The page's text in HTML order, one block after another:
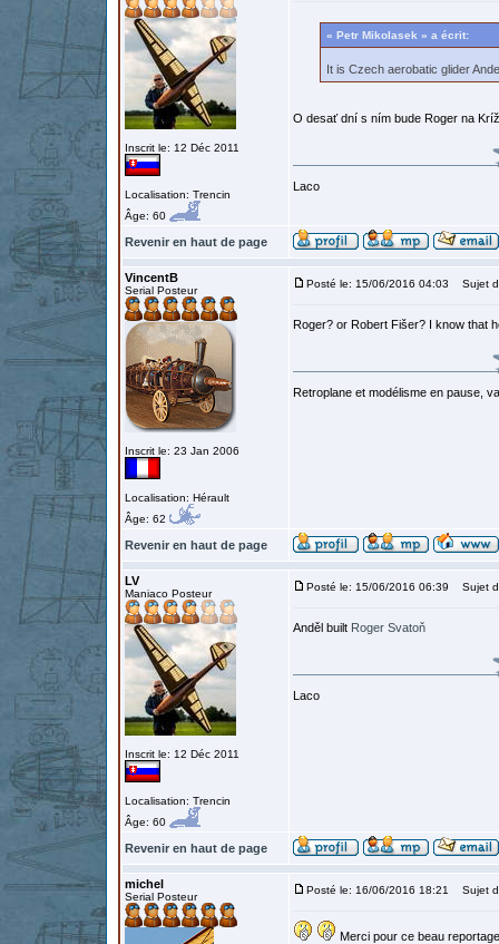
Inscrit le: 12 Déc 2011
Localisation: Trencin
Âge: 60
« Petr Mikolasek » a écrit:
It is Czech aerobatic glider
O desať dní s ním bude Roger na
Laco
Revenir en haut de page
VincentB
Serial Posteur
Inscrit le: 23 Jan 2006
Localisation: Hérault
Âge: 62
Posté le: 15/06/2016 04:03 Sujet
Roger? or Robert Fišer? I know that
Retroplane et modélisme en pause,
Revenir en haut de page
LV
Maniaco Posteur
Inscrit le: 12 Déc 2011
Localisation: Trencin
Âge: 60
Posté le: 15/06/2016 06:39 Sujet
Anděl built Roger Svatoň
Laco
Revenir en haut de page
michel
Serial Posteur
Posté le: 16/06/2016 18:21 Sujet
Merci pour ce beau